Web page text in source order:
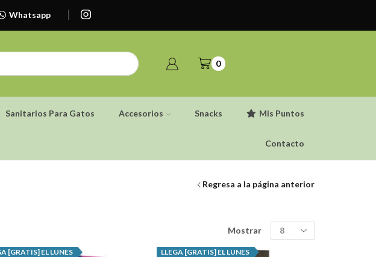
Whatsapp
0
Sanitarios Para Gatos Accesorios Snacks Mis Puntos
Contacto
Regresa a la página anterior
Mostrar
Productos
por
[GRATIS] EL LUNES LLEGA [GRATIS] EL LUNES